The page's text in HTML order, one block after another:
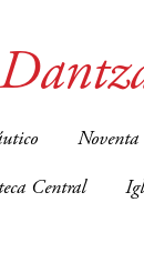
Noventa
Central